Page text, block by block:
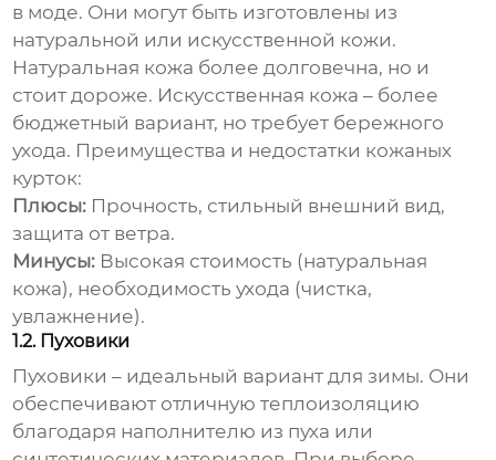
в моде. Они могут быть изготовлены из
натуральной или искусственной кожи.
Натуральная кожа более долговечна, но и
стоит дороже. Искусственная кожа – более
бюджетный вариант, но требует бережного
ухода. Преимущества и недостатки кожаных
курток:
Плюсы: Прочность, стильный внешний вид,
защита от ветра.
Минусы: Высокая стоимость (натуральная
кожа), необходимость ухода (чистка,
увлажнение).
1.2. Пуховики
Пуховики – идеальный вариант для зимы. Они
обеспечивают отличную теплоизоляцию
благодаря наполнителю из пуха или